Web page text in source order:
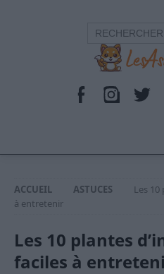
ACCUEIL ASTUCES
Les 10
à entretenir
Les 10 plantes
faciles à